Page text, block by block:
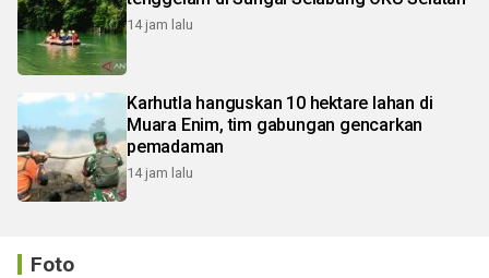
14 jam lalu
Karhutla hanguskan 10 hektare lahan di
Muara Enim, tim gabungan gencarkan
pemadaman
14 jam lalu
Foto